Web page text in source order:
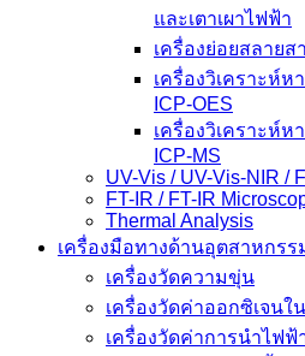
และเตาเผาไฟฟ้า
เครื่องย่อยสลาย
เครื่องวิเคราะห์
ICP-OES
เครื่องวิเคราะห์
ICP-MS
UV-Vis / UV-Vis-NIR /
FT-IR / FT-IR
Thermal Analysis
เครื่องมือทางด้านอุตสาหกรร
เครื่องวัดความขุ่น
เครื่องวัดค่าออกซิเจนใ
เครื่องวัดค่าการนำไฟฟ้